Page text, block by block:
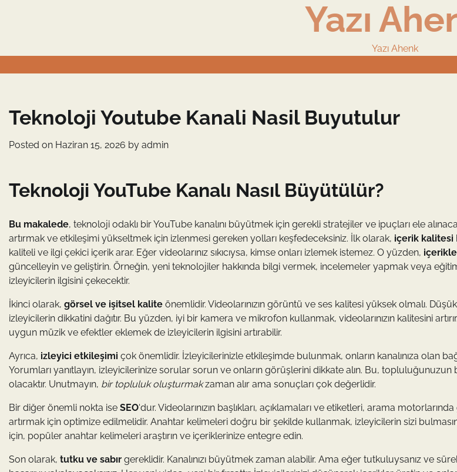
Yazı
Yazı Ahenk
Teknoloji Youtube Kanali Nasil Buyutulur
Posted on Haziran 15, 2026 by admin
Teknoloji YouTube Kanalı Nasıl Büyütülür?
Bu makalede, teknoloji odaklı bir YouTube kanalını büyütmek için gerekli stratejiler ve ipuçları ele
artırmak ve etkileşimi yükseltmek için izlenmesi gereken yolları keşfedeceksiniz. İlk olarak, içerik kalitesi
kaliteli ve ilgi çekici içerik arar. Eğer videolarınız sıkıcıysa, kimse onları izlemek istemez. O yüzden,
güncelleyin ve geliştirin. Örneğin, yeni teknolojiler hakkında bilgi vermek, incelemeler yapmak veya
izleyicilerin ilgisini çekecektir.
İkinci olarak, görsel ve işitsel kalite önemlidir. Videolarınızın görüntü ve ses kalitesi yüksek olmalı.
izleyicilerin dikkatini dağıtır. Bu yüzden, iyi bir kamera ve mikrofon kullanmak, videolarınızın kalitesini
uygun müzik ve efektler eklemek de izleyicilerin ilgisini artırabilir.
Ayrıca, izleyici etkileşimi çok önemlidir. İzleyicilerinizle etkileşimde bulunmak, onların kanalınıza olan
Yorumları yanıtlayın, izleyicilerinize sorular sorun ve onların görüşlerini dikkate alın. Bu, topluluğunuzun
olacaktır. Unutmayın, bir topluluk oluşturmakzaman alır ama sonuçları çok değerlidir.
Bir diğer önemli nokta ise SEO‘dur. Videolarınızın başlıkları, açıklamaları ve etiketleri, arama
artırmak için optimize edilmelidir. Anahtar kelimeleri doğru bir şekilde kullanmak, izleyicilerin sizi
için, popüler anahtar kelimeleri araştırın ve içeriklerinize entegre edin.
Son olarak, tutku ve sabır gereklidir. Kanalınızı büyütmek zaman alabilir. Ama eğer tutkuluysanız ve